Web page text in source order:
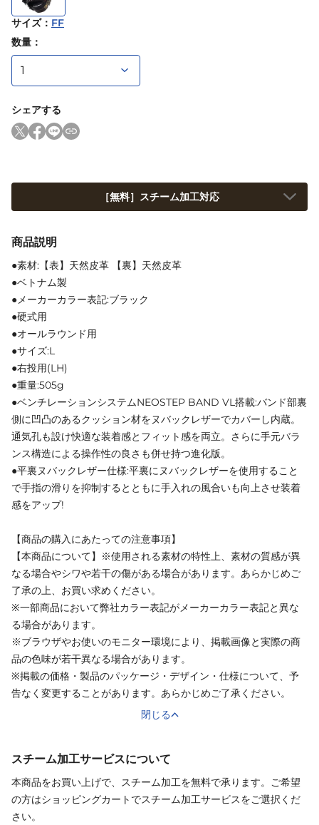
サイズ： FF
数量：
シェアする
［無料］スチーム加工対応
商品説明
●素材:【表】天然皮革 【裏】天然皮革
●ベトナム製
●メーカーカラー表記:ブラック
●硬式用
●オールラウンド用
●サイズ:L
●右投用(LH)
●重量:505g
●ベンチレーションシステムNEOSTEP BAND VL搭載:バンド部裏
側に凹凸のあるクッション材をヌバックレザーでカバーし内蔵。
通気孔も設け快適な装着感とフィット感を両立。さらに手元バラ
ンス構造による操作性の良さも併せ持つ進化版。
●平裏ヌバックレザー仕様:平裏にヌバックレザーを使用すること
で手指の滑りを抑制するとともに手入れの風合いも向上させ装着
感をアップ!
【商品の購入にあたっての注意事項】
【本商品について】※使用される素材の特性上、素材の質感が異
なる場合やシワや若干の傷がある場合があります。あらかじめご
了承の上、お買い求めください。
※一部商品において弊社カラー表記がメーカーカラー表記と異な
る場合があります。
※ブラウザやお使いのモニター環境により、掲載画像と実際の商
品の色味が若干異なる場合があります。
※掲載の価格・製品のパッケージ・デザイン・仕様について、予
告なく変更することがあります。あらかじめご了承ください。
閉じる
スチーム加工サービスについて
本商品をお買い上げで、スチーム加工を無料で承ります。ご希望
の方はショッピングカートでスチーム加工サービスをご選択くだ
さい。